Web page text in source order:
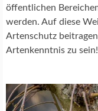
öffentlichen
werden. Auf diese
Artenschutz
Artenkenntnis zu sein!